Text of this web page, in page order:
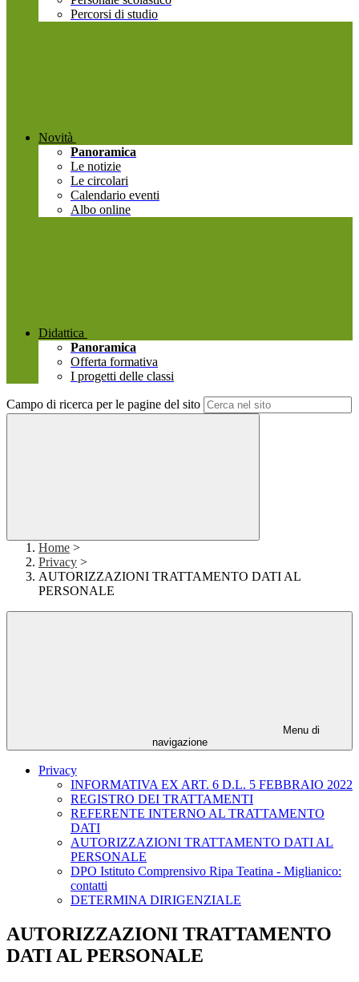
Percorsi di studio
Novità
Panoramica
Le notizie
Le circolari
Calendario eventi
Albo online
Didattica
Panoramica
Offerta formativa
I progetti delle classi
Campo di ricerca per le pagine del sito
Home >
Privacy >
AUTORIZZAZIONI TRATTAMENTO DATI AL
PERSONALE
Menu di
navigazione
Privacy
INFORMATIVA EX ART. 6 D.L. 5 FEBBRAIO 2022
REGISTRO DEI TRATTAMENTI
REFERENTE INTERNO AL TRATTAMENTO
DATI
AUTORIZZAZIONI TRATTAMENTO DATI AL
PERSONALE
DPO Istituto Comprensivo Ripa Teatina - Miglianico:
contatti
DETERMINA DIRIGENZIALE
AUTORIZZAZIONI TRATTAMENTO
DATI AL PERSONALE